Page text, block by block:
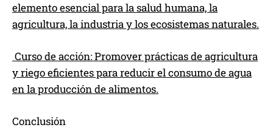
elemento esencial para la salud humana, la
agricultura, la industria y los ecosistemas naturales.
Curso de acción: Promover prácticas de agricultura
y riego eficientes para reducir el consumo de agua
en la producción de alimentos.
Conclusión